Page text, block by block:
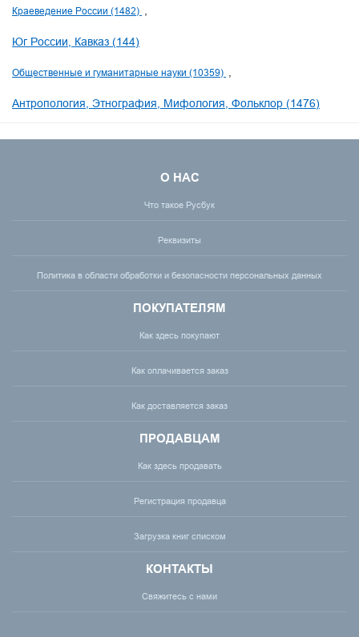
Краеведение России (1482)
Юг России, Кавказ (144)
Общественные и гуманитарные науки (10359)
Антропология, Этнография, Мифология, Фольклор (1476)
О НАС
Что такое Русбук
Реквизиты
Политика в области обработки и безопасности персональных данных
ПОКУПАТЕЛЯМ
Как здесь покупают
Как оплачивается заказ
Как доставляется заказ
ПРОДАВЦАМ
Как здесь продавать
Регистрация продавца
Загрузка книг списком
КОНТАКТЫ
Свяжитесь с нами